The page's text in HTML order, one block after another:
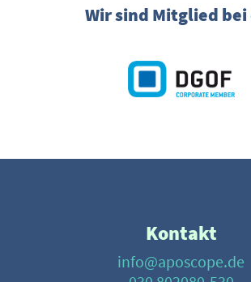
Wir sind Mitglied
Kontakt
info@aposcope.de